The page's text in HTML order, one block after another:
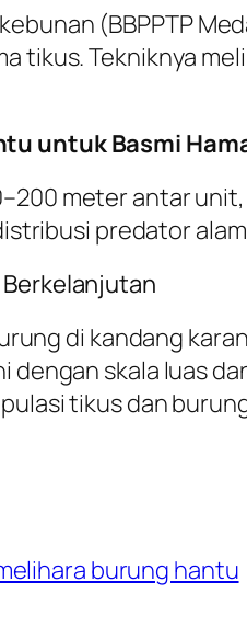
(BBPPTP
tikus. Tekniknya
untuk Basmi
meter antar
predator
Berkelanjutan
di kandang
skala luas
tikus dan
burung hantu